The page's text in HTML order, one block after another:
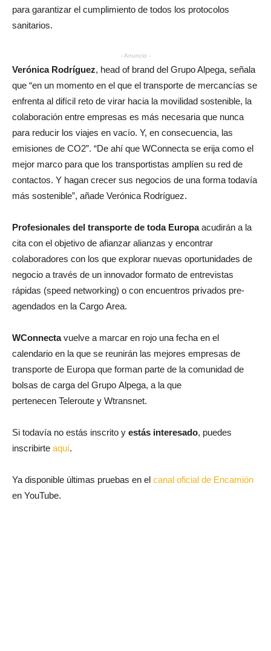
para garantizar el cumplimiento de todos los protocolos
sanitarios.
- Anuncio -
Verónica Rodríguez, head of brand del Grupo Alpega, señala
que “en un momento en el que el transporte de mercancías se
enfrenta al difícil reto de virar hacia la movilidad sostenible, la
colaboración entre empresas es más necesaria que nunca
para reducir los viajes en vacío. Y, en consecuencia, las
emisiones de CO2”. “De ahí que WConnecta se erija como el
mejor marco para que los transportistas amplíen su red de
contactos. Y hagan crecer sus negocios de una forma todavía
más sostenible”, añade Verónica Rodríguez.
Profesionales del transporte de toda Europaacudirán a la
cita con el objetivo de afianzar alianzas y encontrar
colaboradores con los que explorar nuevas oportunidades de
negocio a través de un innovador formato de entrevistas
rápidas (speed networking) o con encuentros privados pre-
agendados en la Cargo Area.
WConnectavuelve a marcar en rojo una fecha en el
calendario en la que se reunirán las mejores empresas de
transporte de Europa que forman parte de la comunidad de
bolsas de carga del Grupo Alpega, a la que
pertenecen Teleroute y Wtransnet.
Si todavía no estás inscrito y estás interesado, puedes
inscribirte aquí.
Ya disponible últimas pruebas en el canal oficial de Encamión
en YouTube.